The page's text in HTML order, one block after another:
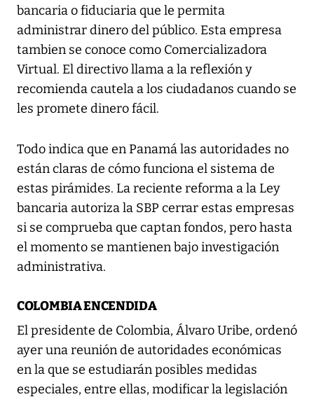
bancaria o fiduciaria que le permita
administrar dinero del público. Esta empresa
tambien se conoce como Comercializadora
Virtual. El directivo llama a la reflexión y
recomienda cautela a los ciudadanos cuando se
les promete dinero fácil.
Todo indica que en Panamá las autoridades no
están claras de cómo funciona el sistema de
estas pirámides. La reciente reforma a la Ley
bancaria autoriza la SBP cerrar estas empresas
si se comprueba que captan fondos, pero hasta
el momento se mantienen bajo investigación
administrativa.
COLOMBIA ENCENDIDA
El presidente de Colombia, Álvaro Uribe, ordenó
ayer una reunión de autoridades económicas
en la que se estudiarán posibles medidas
especiales, entre ellas, modificar la legislación